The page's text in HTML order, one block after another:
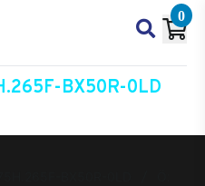
0
BX50R-0LD